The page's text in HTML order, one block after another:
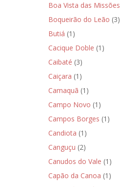
Boa Vista das Missões
Boqueirão do Leão (3)
Butiá (1)
Cacique Doble (1)
Caibaté (3)
Caiçara (1)
Camaquã (1)
Campo Novo (1)
Campos Borges (1)
Candiota (1)
Canguçu (2)
Canudos do Vale (1)
Capão da Canoa (1)